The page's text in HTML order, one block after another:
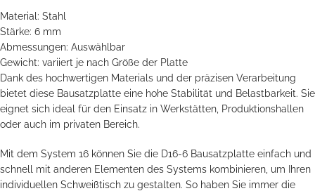
Material: Stahl
Stärke: 6 mm
Abmessungen: Auswählbar
Gewicht: variiert je nach Größe der Platte
Dank des hochwertigen Materials und der präzisen Verarbeitung
bietet diese Bausatzplatte eine hohe Stabilität und Belastbarkeit. Sie
eignet sich ideal für den Einsatz in Werkstätten, Produktionshallen
oder auch im privaten Bereich.
Mit dem System 16 können Sie die D16-6 Bausatzplatte einfach und
schnell mit anderen Elementen des Systems kombinieren, um Ihren
individuellen Schweißtisch zu gestalten. So haben Sie immer die